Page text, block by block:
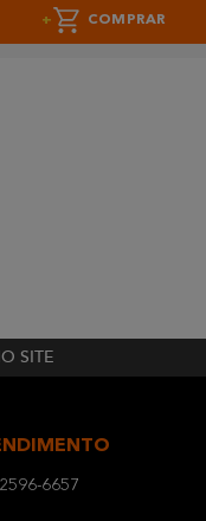
COMPRAR
SITE
6657